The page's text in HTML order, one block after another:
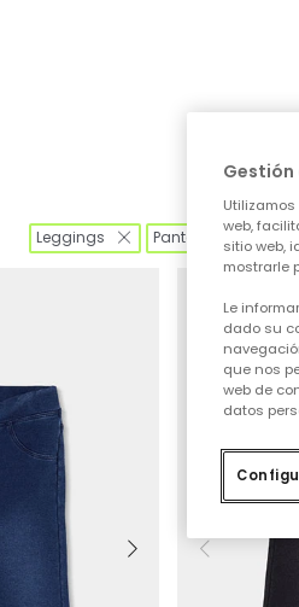
Leggings Pantalones
Gestión
web,
sitio web,
mostrarle
Le
dado su
que nos
web de
datos